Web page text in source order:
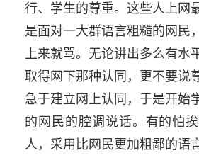
行、学生的尊重。这些人上网
是面对一大群语言粗糙的网民
上来就骂。无论讲出多么有水
取得网下那种认同，更不要说
急于建立网上认同，于是开始
的网民的腔调说话。有的怕
人，采用比网民更加粗鄙的语